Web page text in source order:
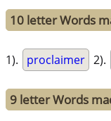
10 letter Words
1). proclaimer 2).
9 letter Words